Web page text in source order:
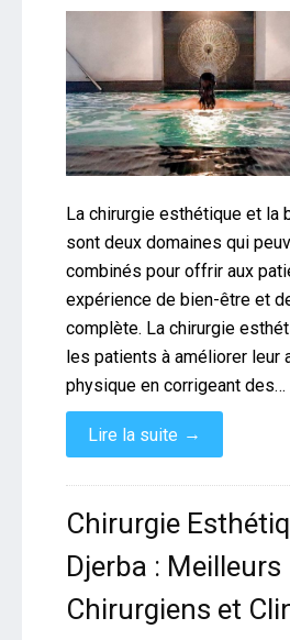
La chirurgie esthétique et la
sont deux domaines qui
combinés pour offrir aux
expérience de bien-être et
complète. La chirurgie
les patients à améliorer leur
physique en corrigeant des…
Lire la suite →
Chirurgie
Djerba : Meilleurs
Chirurgiens et